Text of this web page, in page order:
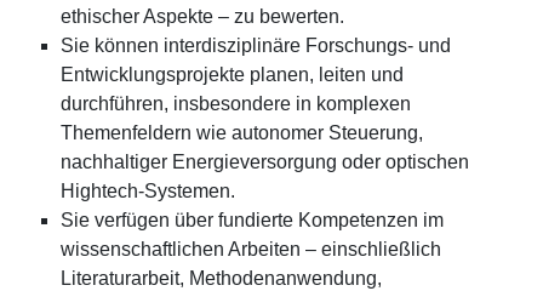
ethischer Aspekte – zu bewerten.
Sie können interdisziplinäre Forschungs- und
Entwicklungsprojekte planen, leiten und
durchführen, insbesondere in komplexen
Themenfeldern wie autonomer Steuerung,
nachhaltiger Energieversorgung oder optischen
Hightech-Systemen.
Sie verfügen über fundierte Kompetenzen im
wissenschaftlichen Arbeiten – einschließlich
Literaturarbeit, Methodenanwendung,